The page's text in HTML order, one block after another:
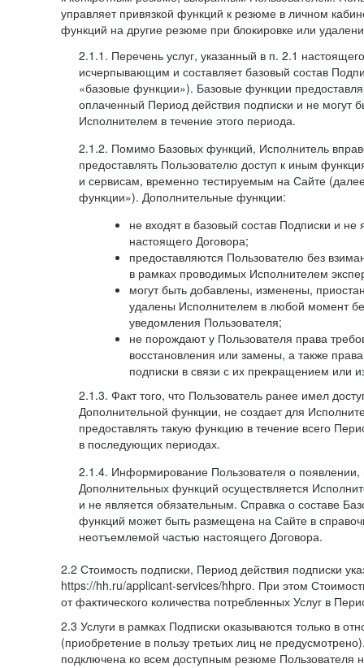
управляет привязкой функций к резюме в личном
функций на другие резюме при блокировке или
2.1.1. Перечень услуг, указанный в п. 2.1
исчерпывающим и составляет базовый состав
«базовые функции»). Базовые функции
оплаченный Период действия подписки и не могут
Исполнителем в течение этого периода.
2.1.2. Помимо Базовых функций, Исполнитель
предоставлять Пользователю доступ к иным
и сервисам, временно тестируемым на Сайте
функции»). Дополнительные функции:
не входят в базовый состав Подписки и
настоящего Договора;
предоставляются Пользователю без
в рамках проводимых Исполнителем
могут быть добавлены, изменены,
удалены Исполнителем в любой момент
уведомления Пользователя;
не порождают у Пользователя права
восстановления или замены, а также
подписки в связи с их прекращением или
2.1.3. Факт того, что Пользователь ранее имел
Дополнительной функции, не создает для
предоставлять такую функцию в течение всего
в последующих периодах.
2.1.4. Информирование Пользователя о
Дополнительных функций осуществляется
и не является обязательным. Справка о составе
функций может быть размещена на Сайте в
неотъемлемой частью настоящего Договора.
2.2 Стоимость подписки, Период действия подписки
https://hh.ru/applicant-services/hhpro. При этом
от фактического количества потребленных Услуг в
2.3 Услуги в рамках Подписки оказываются только в
(приобретение в пользу третьих лиц не
подключена ко всем доступным резюме Пользователя